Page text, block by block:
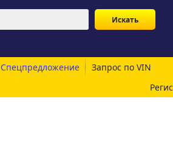
Спецпредложение
Запрос по VIN